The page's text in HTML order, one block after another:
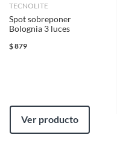
TECNOLITE
Spot sobreponer
Bolognia 3 luces
$879
Ver producto